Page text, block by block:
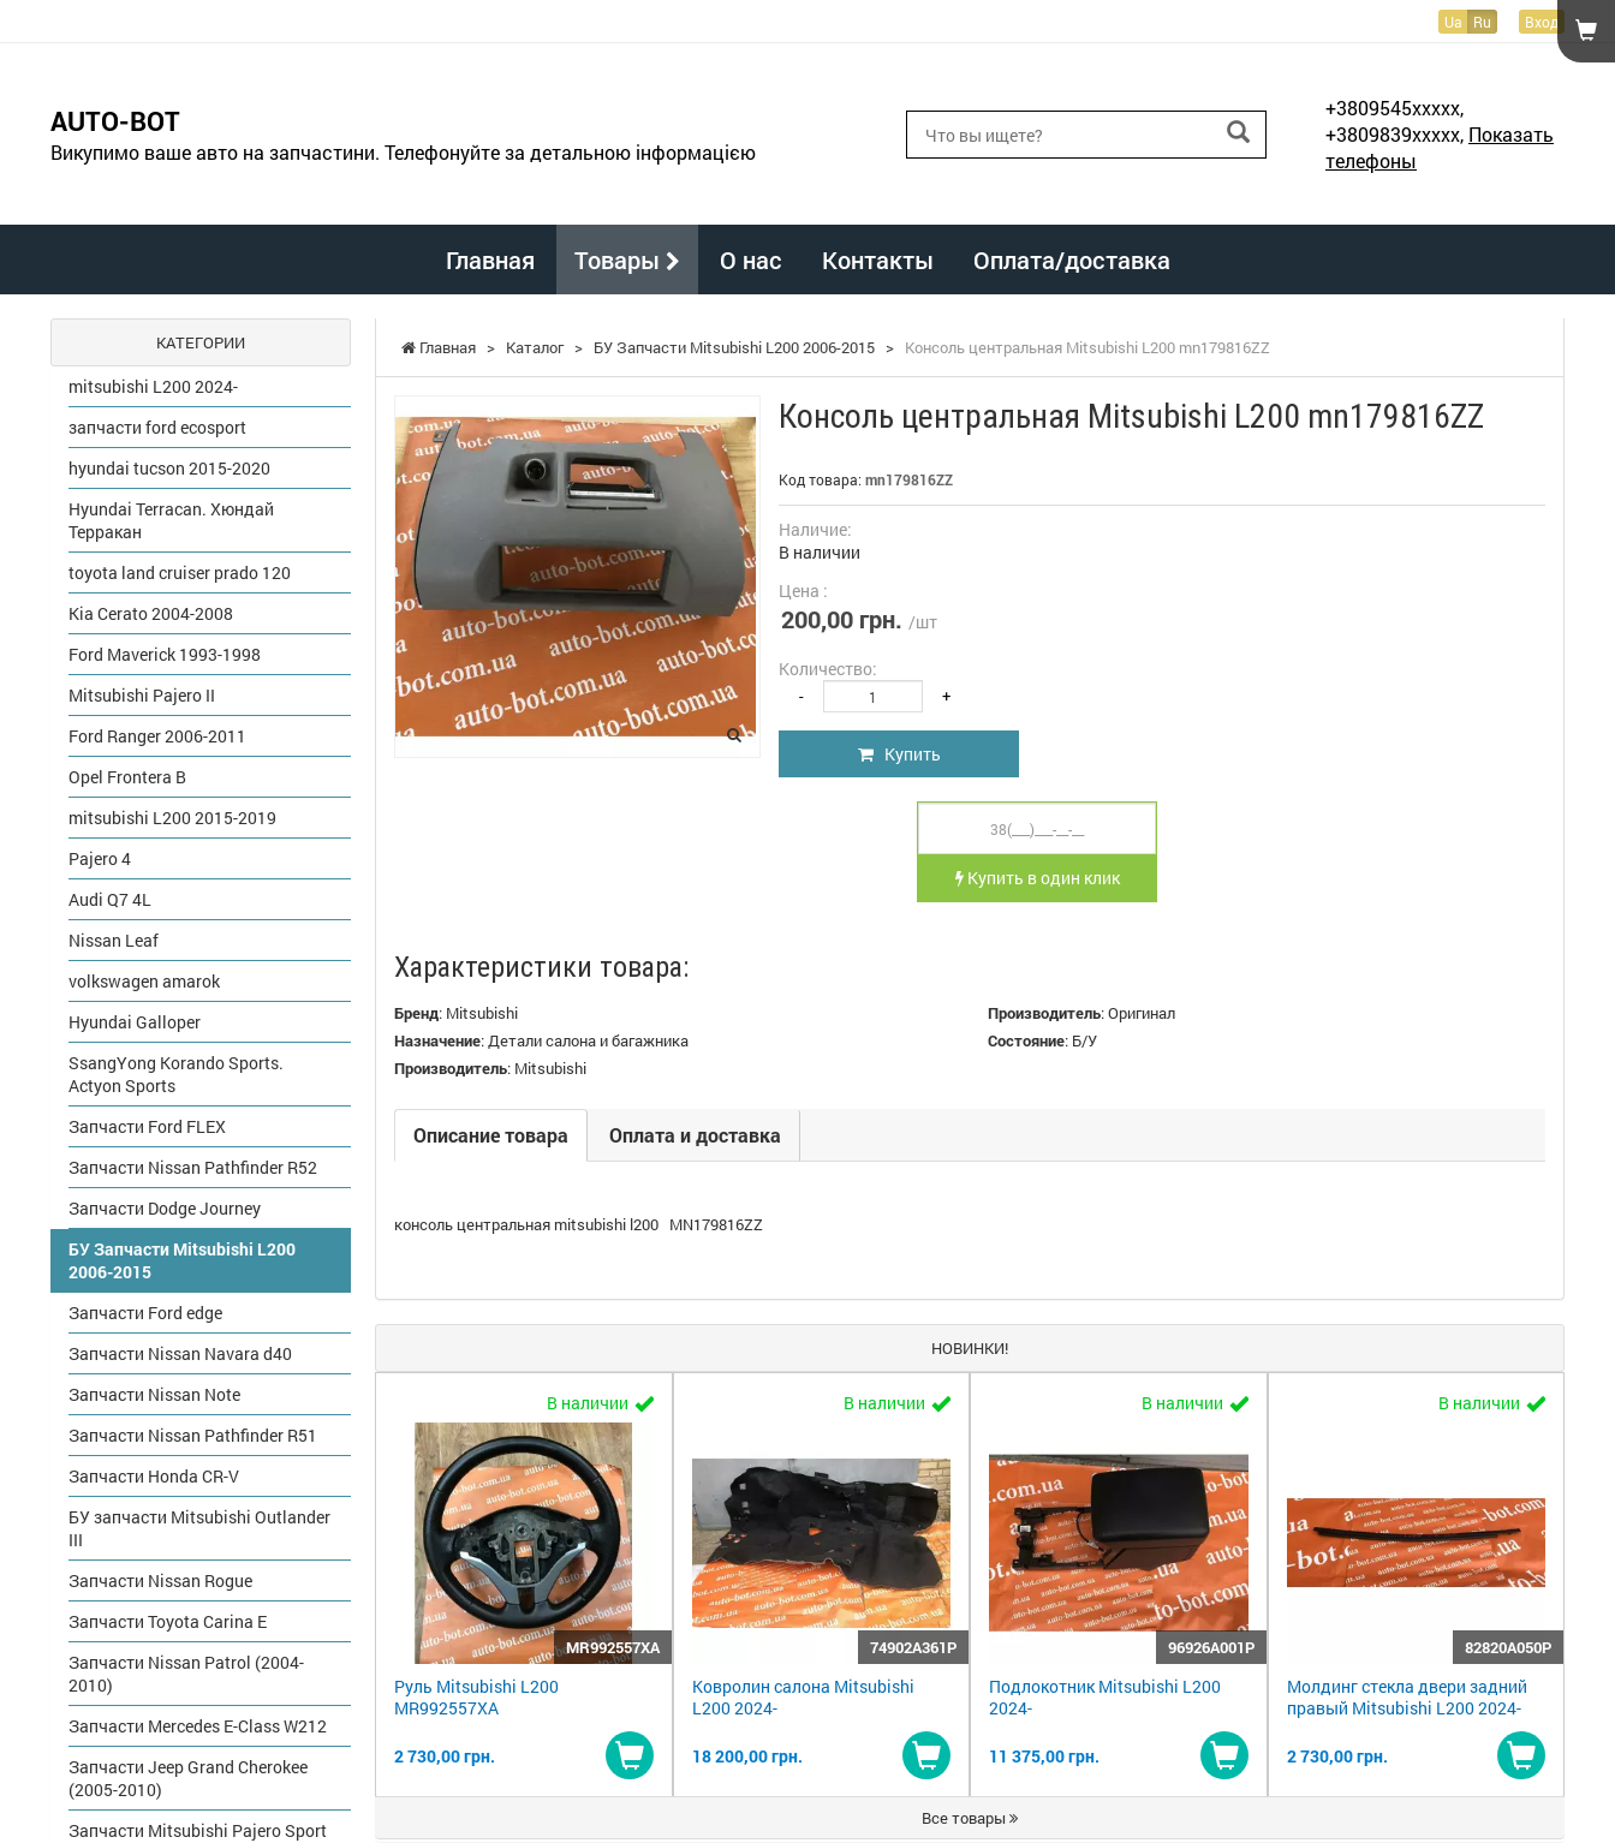
Ua Ru Вход
AUTO-BOT
Викупимо ваше авто на запчастини. Телефонуйте за детальною інформацією
+3809545xxxxx,
+3809839xxxxx, Показать
телефоны
Главная Товары О нас Контакты Оплата/доставка
Главная > Каталог > БУ Запчасти Mitsubishi L200 2006-2015 > Консоль центральная Mitsubishi L200 mn179816ZZ
Консоль центральная Mitsubishi L200 mn179816ZZ
Код товара: mn179816ZZ
Наличие:
В наличии
Цена :
200,00 грн. /шт
Количество:
- +
Купить
Купить в один клик
Характеристики товара:
Бренд: Mitsubishi Производитель:Оригинал
Назначение:Детали салона и багажника Состояние: Б/У
Производитель: Mitsubishi
Описание товара Оплата и доставка
консоль центральная mitsubishi l200 MN179816ZZ
НОВИНКИ!
В наличии
MR992557XA
Руль Mitsubishi L200
MR992557XA
2 730,00 грн.
Купить
В наличии
74902A361P
Ковролин салона Mitsubishi
L200 2024-
18 200,00 грн.
Купить
В наличии
96926A001P
Подлокотник Mitsubishi L200
2024-
11 375,00 грн.
Купить
В наличии
82820A050P
Молдинг стекла двери задний
правый Mitsubishi L200 2024-
2 730,00 грн.
Купить
Все товары
КАТЕГОРИИ
mitsubishi L200 2024-
запчасти ford ecosport
hyundai tucson 2015-2020
Hyundai Terracan. Хюндай
Терракан
toyota land cruiser prado 120
Kia Cerato 2004-2008
Ford Maverick 1993-1998
Mitsubishi Pajero II
Ford Ranger 2006-2011
Opel Frontera B
mitsubishi L200 2015-2019
Pajero 4
Audi Q7 4L
Nissan Leaf
volkswagen amarok
Hyundai Galloper
SsangYong Korando Sports.
Actyon Sports
Запчасти Ford FLEX
Запчасти Nissan Pathfinder R52
Запчасти Dodge Journey
БУ Запчасти Mitsubishi L200
2006-2015
Запчасти Ford edge
Запчасти Nissan Navara d40
Запчасти Nissan Note
Запчасти Nissan Pathfinder R51
Запчасти Honda CR-V
БУ запчасти Mitsubishi Outlander
III
Запчасти Nissan Rogue
Запчасти Toyota Carina E
Запчасти Nissan Patrol (2004-
2010)
Запчасти Mercedes E-Class W212
Запчасти Jeep Grand Cherokee
(2005-2010)
Запчасти Mitsubishi Pajero Sport